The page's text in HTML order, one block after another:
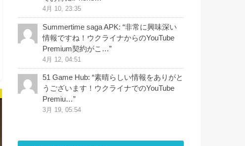
4月 10, 23:35
Summertime saga APK: “非常に興味深い
情報ですね！ウクライナからのYouTube
Premium契約がこ…”
4月 12, 04:51
51 Game Hub: “素晴らしい情報をありがと
うございます！ウクライナでのYouTube
Premiu…”
3月 19, 05:54